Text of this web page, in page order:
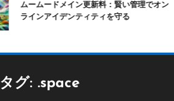
ムームードメイン更新料：賢い管理でオン
ラインアイデンティティを守る
タグ: .space